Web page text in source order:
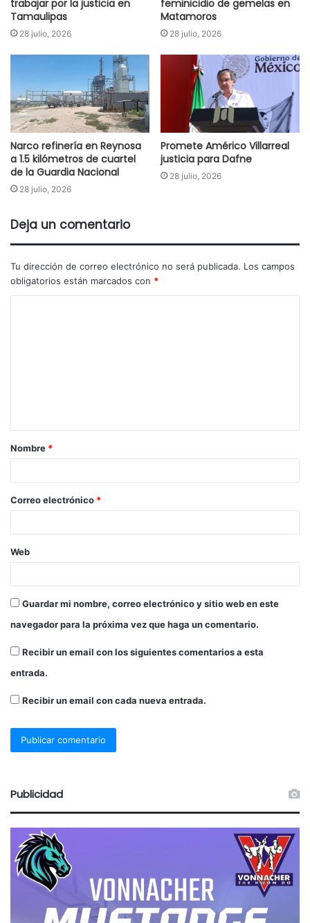
trabajar por la justicia en
Tamaulipas
28 julio, 2026
feminicidio de gemelas en
Matamoros
28 julio, 2026
Narco refinería en Reynosa
a 1.5 kilómetros de cuartel
de la Guardia Nacional
28 julio, 2026
Promete Américo Villarreal
justicia para Dafne
28 julio, 2026
Deja un comentario
Tu dirección de correo electrónico no será publicada. Los campos
obligatorios están marcados con *
Nombre *
Correo electrónico *
Web
Guardar mi nombre, correo electrónico y sitio web en este
navegador para la próxima vez que haga un comentario.
Recibir un email con los siguientes comentarios a esta
entrada.
Recibir un email con cada nueva entrada.
Publicidad